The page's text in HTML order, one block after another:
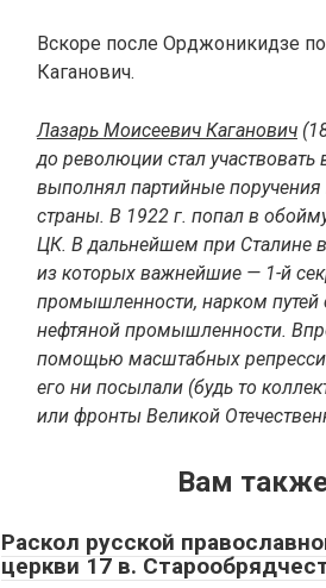
Вскоре после Орджоникидзе
Каганович.
Лазарь Моисеевич Каганович
до революции стал
выполнял партийные
страны. В 1922 г. попал в
ЦК. В дальнейшем при Сталине
из которых важнейшие — 1-й
промышленности, нарком
нефтяной промышленности.
помощью масштабных
его ни посылали (будь то
или фронты Великой
Вам
Раскол русской
церкви 17 в.